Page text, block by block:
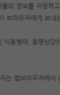
의 정보를 저장
브라우저에게 보
용형태, 동영상
웹브라우저에